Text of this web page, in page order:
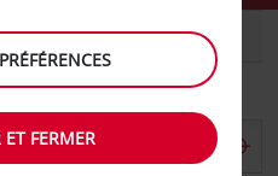
UTILITAIRE
ET FERMER